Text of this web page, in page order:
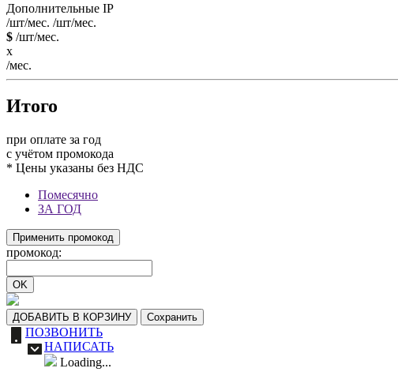
Дополнительные IP
/шт/мес. /шт/мес.
$ /шт/мес.
x
/мес.
Итого
при оплате за год
c учётом промокода
* Цены указаны без НДС
Помесячно
ЗА ГОД
Применить промокод
промокод:
OK
ДОБАВИТЬ В КОРЗИНУ Сохранить
ПОЗВОНИТЬ
НАПИСАТЬ
Loading...